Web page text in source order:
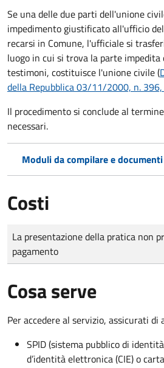
Se una delle due parti dell'unione
impedimento giustificato all'ufficio
recarsi in Comune, l'ufficiale si
luogo in cui si trova la parte impedita
testimoni, costituisce l'unione civile (
della Repubblica 03/11/2000, n.
Il procedimento si conclude al
necessari.
Moduli da compilare e
Costi
Tipo di pagamento
Importo
La presentazione della pratica non
pagamento
Cosa serve
Per accedere al servizio, assicurati di
SPID (sistema pubblico di
d’identità elettronica (CIE) o